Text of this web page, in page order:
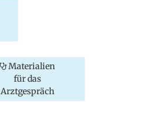
Materialien
für das
Arztgespräch